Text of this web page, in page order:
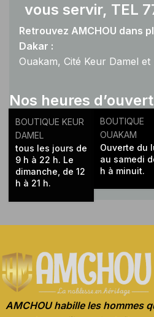
vous servir, TEL
Retrouvez AMCHOU dans
Dakar :
Ouakam, Cité Keur Damel
Nos heures
BOUTIQUE KEUR
DAMEL
tous les jours de
9 h à 22 h. Le
dimanche, de 12
h à 21 h.
BOUTIQUE
OUAKAM
Ouverte du
au samedi
h à minuit.
AMCHOU habille les hommes